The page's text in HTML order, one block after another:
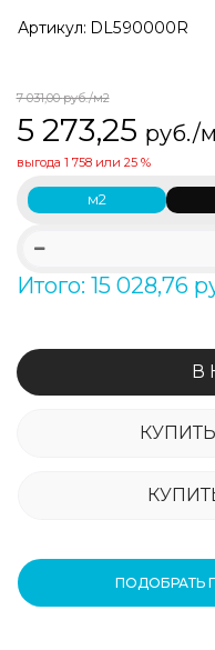
Артикул: DL590000R
7 031,00руб./м2
5 273,25 руб./
выгода 1 758или 25 %
м2
Итого: 15 028,76
В
ПОДОБРАТЬ